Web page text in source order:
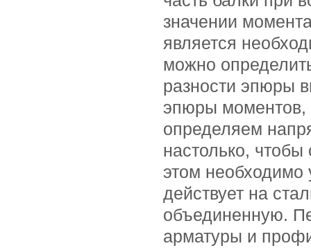
значении
является
можно
разности эпюры
эпюры моментов,
определяем
настолько,
этом необходимо
действует на
объединенную.
арматуры и